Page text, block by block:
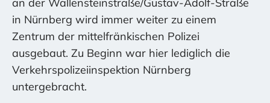
in Nürnberg wird immer weiter zu einem
Zentrum der mittelfränkischen Polizei
ausgebaut. Zu Beginn war hier lediglich die
Verkehrspolizeiinspektion Nürnberg
untergebracht.